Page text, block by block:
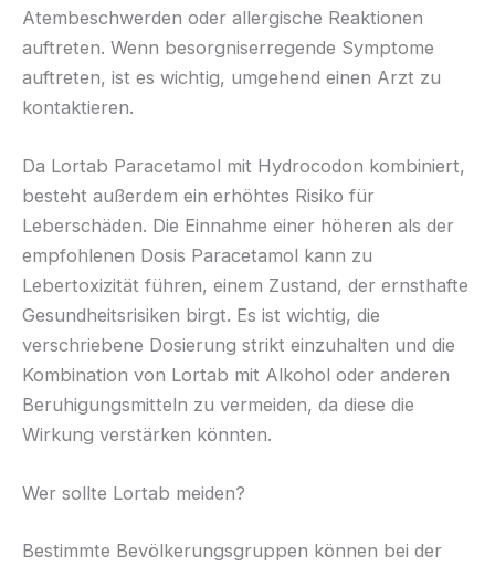
Atembeschwerden oder allergische Reaktionen
auftreten. Wenn besorgniserregende Symptome
auftreten, ist es wichtig, umgehend einen Arzt zu
kontaktieren.
Da Lortab Paracetamol mit Hydrocodon kombiniert,
besteht außerdem ein erhöhtes Risiko für
Leberschäden. Die Einnahme einer höheren als der
empfohlenen Dosis Paracetamol kann zu
Lebertoxizität führen, einem Zustand, der ernsthafte
Gesundheitsrisiken birgt. Es ist wichtig, die
verschriebene Dosierung strikt einzuhalten und die
Kombination von Lortab mit Alkohol oder anderen
Beruhigungsmitteln zu vermeiden, da diese die
Wirkung verstärken könnten.
Wer sollte Lortab meiden?
Bestimmte Bevölkerungsgruppen können bei der